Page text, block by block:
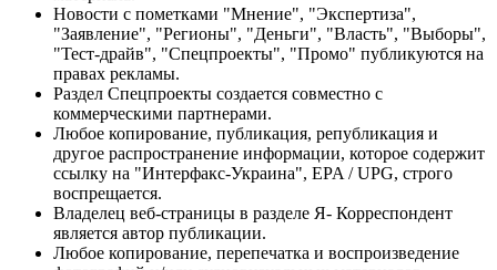
Новости с пометками "Мнение", "Экспертиза",
"Заявление", "Регионы", "Деньги", "Власть", "Выборы",
"Тест-драйв", "Спецпроекты", "Промо" публикуются на
правах рекламы.
Раздел Спецпроекты создается совместно с
коммерческими партнерами.
Любое копирование, публикация, републикация и
другое распространение информации, которое содержит
ссылку на "Интерфакс-Украина", EPA / UPG, строго
воспрещается.
Владелец веб-страницы в разделе Я- Корреспондент
является автор публикации.
Любое копирование, перепечатка и воспроизведение